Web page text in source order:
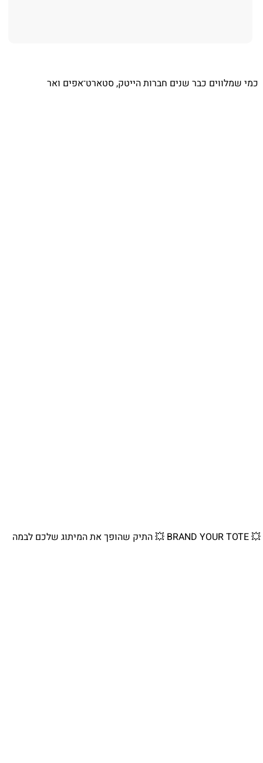
⁨ כמי שמלווים כבר שנים חברות הייטק, סטארט־אפים ואר
💥 BRAND YOUR TOTE 💥 התיק שהופך את המיתוג שלכם לבמה